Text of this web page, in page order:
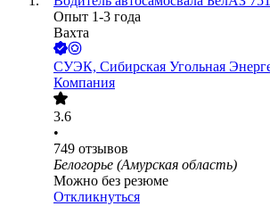
Опыт 1-3 года
Вахта
СУЭК, Сибирская Угольная
Компания
3.6
•
749 отзывов
Белогорье (Амурская область)
Можно без резюме
Откликнуться